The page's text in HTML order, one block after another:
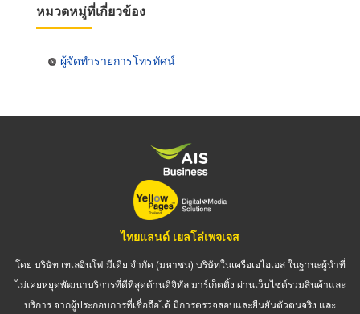
หมวดหมู่ที่เกี่ยวข้อง
ผู้จัดทำรายการโทรทัศน์
ไทยแลนด์ เยลโล่เพจเจส
โดย บริษัท เทเลอินโฟ มีเดีย จำกัด (มหาชน) บริษัทในเครือเอไอเอส ในฐานะผู้นำที่
ไม่เคยหยุดพัฒนาบริการที่ดีที่สุดด้านดิจิทัล มาร์เก็ตติ้ง ผ่านเว็บไซต์รวมสินค้าและ
บริการ จากผู้ประกอบการที่เชื่อถือได้ มีการตรวจสอบและยืนยันตัวตนจริง และ